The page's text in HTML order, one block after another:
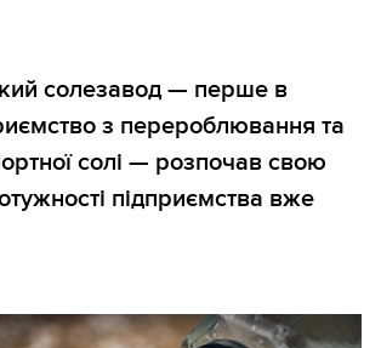
солезавод — перше в
з перероблювання та
солі — розпочав свою
підприємства вже